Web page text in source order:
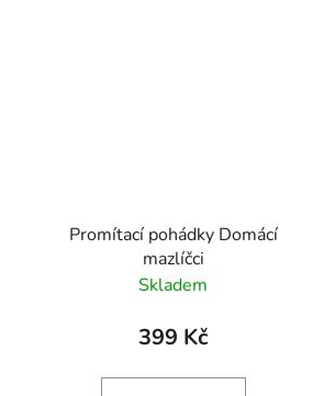
Promítací pohádky Domácí
mazlíčci
Skladem
399 Kč